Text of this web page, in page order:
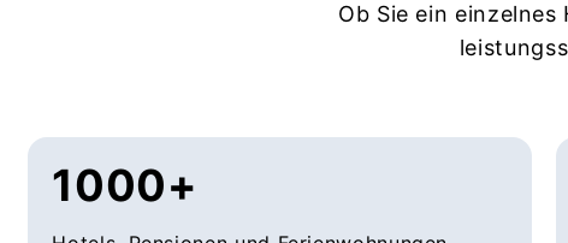
Ob Sie ein
1000+